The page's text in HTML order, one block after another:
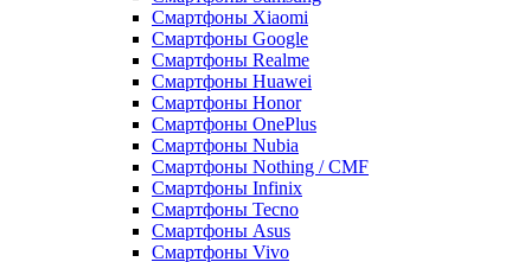
Смартфоны Xiaomi
Смартфоны Google
Смартфоны Realme
Смартфоны Huawei
Смартфоны Honor
Смартфоны OnePlus
Смартфоны Nubia
Смартфоны Nothing / CMF
Смартфоны Infinix
Смартфоны Tecno
Смартфоны Asus
Смартфоны Vivo